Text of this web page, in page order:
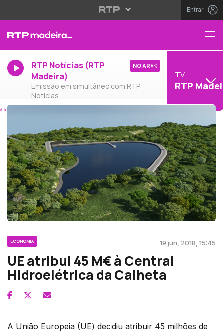
Entrar
RTP Notícias (RTP
Madeira)
Emissão em simultâneo com RTP
Notícias
NO AR
TV
RTP
ECONOMIA 19 jun, 2018, 15:45
UE atribui 45 M€ à Central
Hidroelétrica da Calheta
A União Europeia (UE) decidiu atribuir 45 milhões de